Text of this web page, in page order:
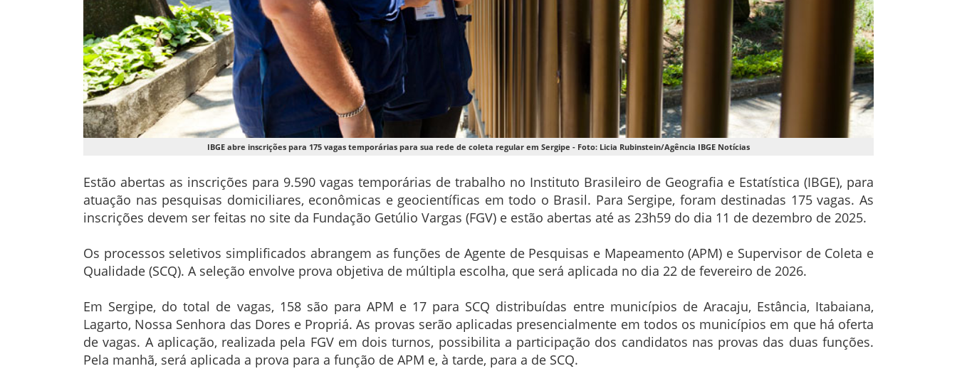
IBGE abre inscrições para 175 vagas temporárias para sua rede de coleta regular em Sergipe - Foto: Licia Rubinstein/Agência IBGE Notícias
Estão abertas as inscrições para 9.590 vagas temporárias de trabalho no Instituto Brasileiro de Geografia e Estatística (IBGE), para
atuação nas pesquisas domiciliares, econômicas e geocientíficas em todo o Brasil. Para Sergipe, foram destinadas 175 vagas. As
inscrições devem ser feitas no site da Fundação Getúlio Vargas (FGV) e estão abertas até as 23h59 do dia 11 de dezembro de 2025.
Os processos seletivos simplificados abrangem as funções de Agente de Pesquisas e Mapeamento (APM) e Supervisor de Coleta e
Qualidade (SCQ). A seleção envolve prova objetiva de múltipla escolha, que será aplicada no dia 22 de fevereiro de 2026.
Em Sergipe, do total de vagas, 158 são para APM e 17 para SCQ distribuídas entre municípios de Aracaju, Estância, Itabaiana,
Lagarto, Nossa Senhora das Dores e Propriá. As provas serão aplicadas presencialmente em todos os municípios em que há oferta
de vagas. A aplicação, realizada pela FGV em dois turnos, possibilita a participação dos candidatos nas provas das duas funções.
Pela manhã, será aplicada a prova para a função de APM e, à tarde, para a de SCQ.